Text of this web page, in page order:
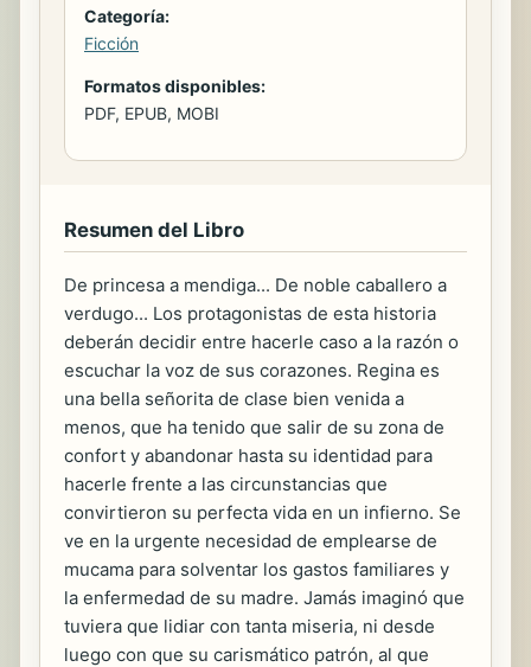
Categoría:
Ficción
Formatos disponibles:
PDF, EPUB, MOBI
Resumen del Libro
De princesa a mendiga... De noble caballero a
verdugo... Los protagonistas de esta historia
deberán decidir entre hacerle caso a la razón o
escuchar la voz de sus corazones. Regina es
una bella señorita de clase bien venida a
menos, que ha tenido que salir de su zona de
confort y abandonar hasta su identidad para
hacerle frente a las circunstancias que
convirtieron su perfecta vida en un infierno. Se
ve en la urgente necesidad de emplearse de
mucama para solventar los gastos familiares y
la enfermedad de su madre. Jamás imaginó que
tuviera que lidiar con tanta miseria, ni desde
luego con que su carismático patrón, al que